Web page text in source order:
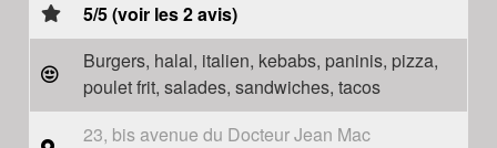
5/5 (voir les 2 avis)
Burgers, halal, italien, kebabs, paninis, pizza,
poulet frit, salades, sandwiches, tacos
23, bis avenue du Docteur Jean Mac